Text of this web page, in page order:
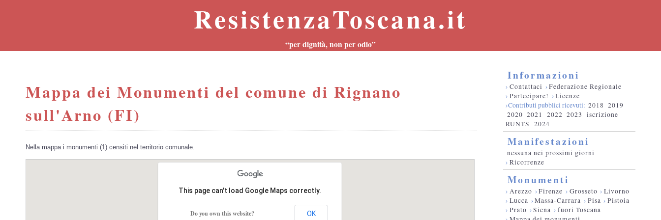
ResistenzaToscana.it
“per dignità, non per odio”
Mappa dei Monumenti del comune di Rignano
sull'Arno (FI)
Nella mappa i monumenti (1) censiti nel territorio comunale.
This page can't load Google Maps correctly.
Do you own this website? OK
Informazioni
› Contattaci ›Federazione Regionale
› Partecipare! ›Licenze
›Contributi pubblici ricevuti: 2018 2019
2020 2021 2022 2023
iscrizione
RUNTS
2024
Manifestazioni
nessuna nei prossimi giorni
› Ricorrenze
Monumenti
› Arezzo ›Firenze › Grosseto › Livorno
› Lucca ›Massa-Carrara › Pisa › Pistoia
› Prato ›Siena › fuori Toscana